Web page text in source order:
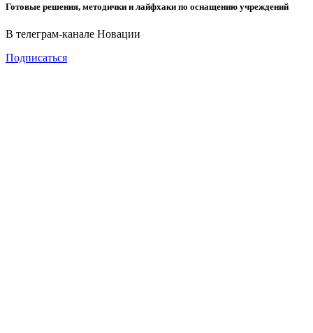
Готовые решения, методички и лайфхаки по оснащению учреждений
В телеграм-канале Новации
Подписаться